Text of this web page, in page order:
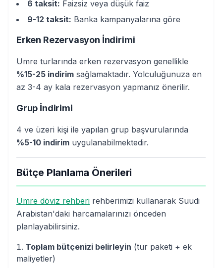
6 taksit: Faizsiz veya düşük faiz
9-12 taksit: Banka kampanyalarına göre
Erken Rezervasyon İndirimi
Umre turlarında erken rezervasyon genellikle
%15-25 indirim sağlamaktadır. Yolculuğunuza en
az 3-4 ay kala rezervasyon yapmanız önerilir.
Grup İndirimi
4 ve üzeri kişi ile yapılan grup başvurularında
%5-10 indirim uygulanabilmektedir.
Bütçe Planlama Önerileri
Umre döviz rehberi rehberimizi kullanarak Suudi
Arabistan'daki harcamalarınızı önceden
planlayabilirsiniz.
Toplam bütçenizi belirleyin (tur paketi + ek
maliyetler)